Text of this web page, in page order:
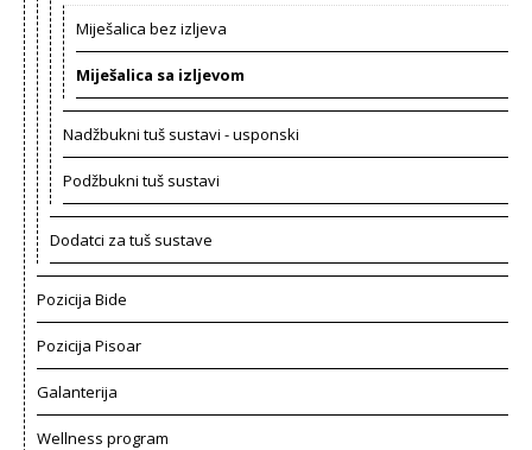
Miješalica bez izljeva
Miješalica sa izljevom
Nadžbukni tuš sustavi - usponski
Podžbukni tuš sustavi
Dodatci za tuš sustave
Pozicija Bide
Pozicija Pisoar
Galanterija
Wellness program